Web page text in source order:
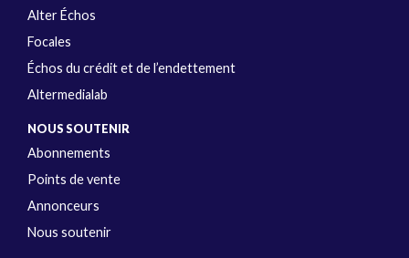
Alter Échos
Focales
Échos du crédit et de l’endettement
Altermedialab
NOUS SOUTENIR
Abonnements
Points de vente
Annonceurs
Nous soutenir